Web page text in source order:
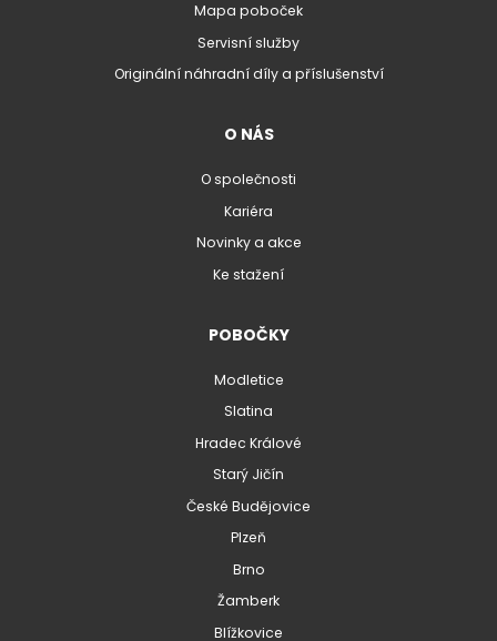
Mapa poboček
Servisní služby
Originální náhradní díly a příslušenství
O NÁS
O společnosti
Kariéra
Novinky a akce
Ke stažení
POBOČKY
Modletice
Slatina
Hradec Králové
Starý Jičín
České Budějovice
Plzeň
Brno
Žamberk
Blížkovice